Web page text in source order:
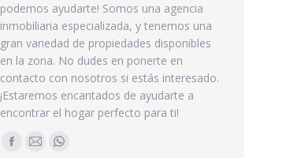
podemos ayudarte! Somos una agencia
inmobiliaria especializada, y tenemos una
gran variedad de propiedades disponibles
en la zona. No dudes en ponerte en
contacto con nosotros si estás interesado.
¡Estaremos encantados de ayudarte a
encontrar el hogar perfecto para ti!
Encuéntranos en:
Facebook
MailWhatsapp